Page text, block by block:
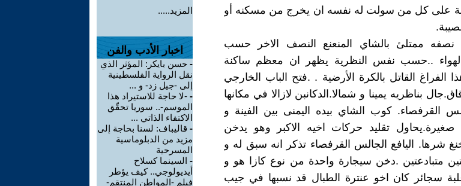
على كل من سولت له نفسه ان يخرج من مسكنه أو
نصفه ممتلئ بالشاي المنعنع النصف الاخر حسب
بالهواء ..حسب نفس النظرية يظهر ان معظم ساكنة
الفراغ القاتل بالكرة الأرضية . .فتح الباب الخارجي
بناظريه يمينا و شمالا.الدكانبن لازالا في مكانها
القرفصاء. كوب الشاي بيده اليمنى بين الفينة و
تقليد حركات اخيه الاكبر وهو يدخن
شرها. اليافع الجالس القرفصاء تذكر انه سبق له و
متبادعتين .دخن سيجارة واحدة من نوع كازا هو و
سجائر كان اخو عنترة الطبال قد نسبها في جيب
المزيد.....
اخبار الأدب والفن
- حسن بايكر: المؤثر الذي
نقل الرواية الفلسطينية
إلى -جيل زد- و ...
- -لا حاجة للاستيراد هذا
الموسم-.. سوريا تحقّق
الاكتفاء الذاتي ...
- قاليباف: لسنا بحاجة إلى
مزيد من الدبلوماسية
المسرحية
- السينما كسلاح
أيديولوجي.. كيف يؤطر
فيلم -المواطن المنتقم-